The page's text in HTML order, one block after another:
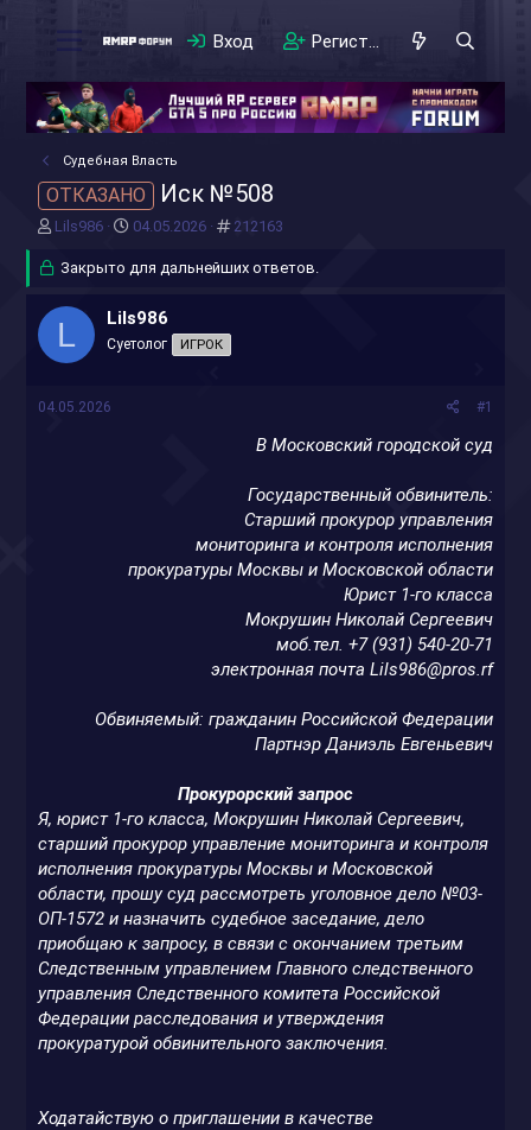
Вход Регистрация
Судебная Власть
ОТКАЗАНО Иск №508
А
т
р
Lils986
Д
т
н
ч
04.05.2026 #
212163
Закрыто для дальнейших ответов.
L Lils986
Суетолог ИГРОК
04.05.2026 #1
В Московский городской суд
Государственный обвинитель:
Старший прокурор управления
мониторинга и контроля исполнения
прокуратуры Москвы и Московской области
Юрист 1-го класса
Мокрушин Николай Сергеевич
моб.тел. +7 (931) 540-20-71
электронная почта Lils986@pros.rf
Обвиняемый: гражданин Российской Федерации
Партнэр Даниэль Евгеньевич
Прокурорский запрос
Я, юрист 1-го класса, Мокрушин Николай Сергеевич,
старший прокурор управление мониторинга и контроля
исполнения прокуратуры Москвы и Московской
области, прошу суд рассмотреть уголовное дело №03-
ОП-1572 и назначить судебное заседание, дело
приобщаю к запросу, в связи с окончанием третьим
Следственным управлением Главного следственного
управления Следственного комитета Российской
Федерации расследования и утверждения
прокуратурой обвинительного заключения.
Ходатайствую о приглашении в качестве